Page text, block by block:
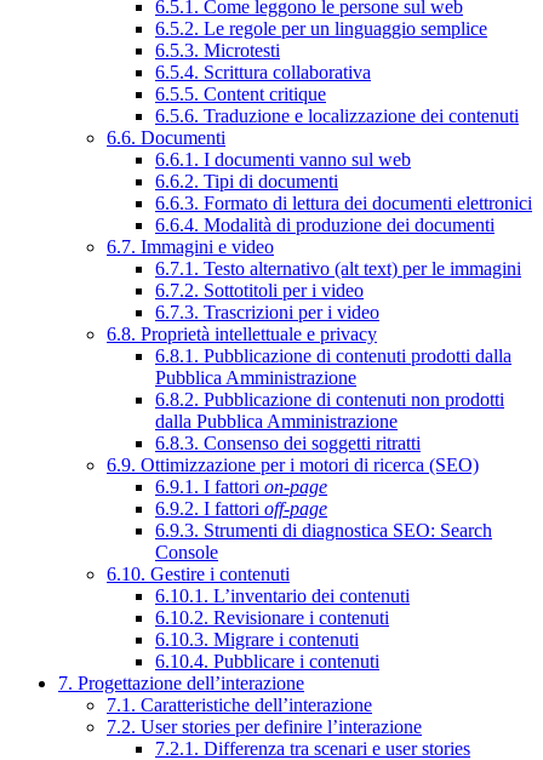
6.5.1. Come leggono le persone sul web
6.5.2. Le regole per un linguaggio semplice
6.5.3. Microtesti
6.5.4. Scrittura collaborativa
6.5.5. Content critique
6.5.6. Traduzione e localizzazione dei contenuti
6.6. Documenti
6.6.1. I documenti vanno sul web
6.6.2. Tipi di documenti
6.6.3. Formato di lettura dei documenti elettronici
6.6.4. Modalità di produzione dei documenti
6.7. Immagini e video
6.7.1. Testo alternativo (alt text) per le immagini
6.7.2. Sottotitoli per i video
6.7.3. Trascrizioni per i video
6.8. Proprietà intellettuale e privacy
6.8.1. Pubblicazione di contenuti prodotti dalla
Pubblica Amministrazione
6.8.2. Pubblicazione di contenuti non prodotti
dalla Pubblica Amministrazione
6.8.3. Consenso dei soggetti ritratti
6.9. Ottimizzazione per i motori di ricerca (SEO)
6.9.1. I fattori on-page
6.9.2. I fattori off-page
6.9.3. Strumenti di diagnostica SEO: Search
Console
6.10. Gestire i contenuti
6.10.1. L’inventario dei contenuti
6.10.2. Revisionare i contenuti
6.10.3. Migrare i contenuti
6.10.4. Pubblicare i contenuti
7. Progettazione dell’interazione
7.1. Caratteristiche dell’interazione
7.2. User stories per definire l’interazione
7.2.1. Differenza tra scenari e user stories